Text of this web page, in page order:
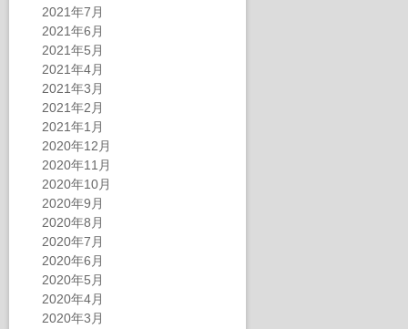
2021年7月
2021年6月
2021年5月
2021年4月
2021年3月
2021年2月
2021年1月
2020年12月
2020年11月
2020年10月
2020年9月
2020年8月
2020年7月
2020年6月
2020年5月
2020年4月
2020年3月